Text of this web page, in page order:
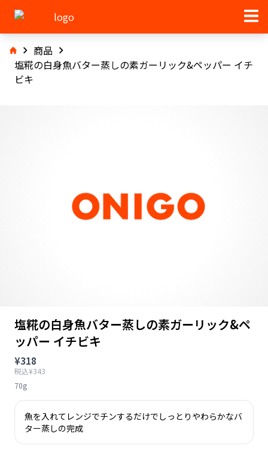
商品
塩糀の白身魚バター蒸しの素ガーリック&ペッパー イチ
ビキ
塩糀の白身魚バター蒸しの素ガーリック&ペ
ッパー イチビキ
¥318
税込¥343
70g
魚を入れてレンジでチンするだけでしっとりやわらかなバ
ター蒸しの完成